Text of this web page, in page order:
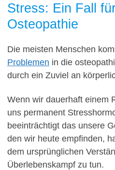
Stress: Ein Fall
Osteopathie
Die meisten Menschen
Problemen in die
durch ein Zuviel an
Wenn wir dauerhaft einem
uns permanent
beeinträchtigt das unsere
den wir heute empfinden,
dem ursprünglichen
Überlebenskampf zu tun.